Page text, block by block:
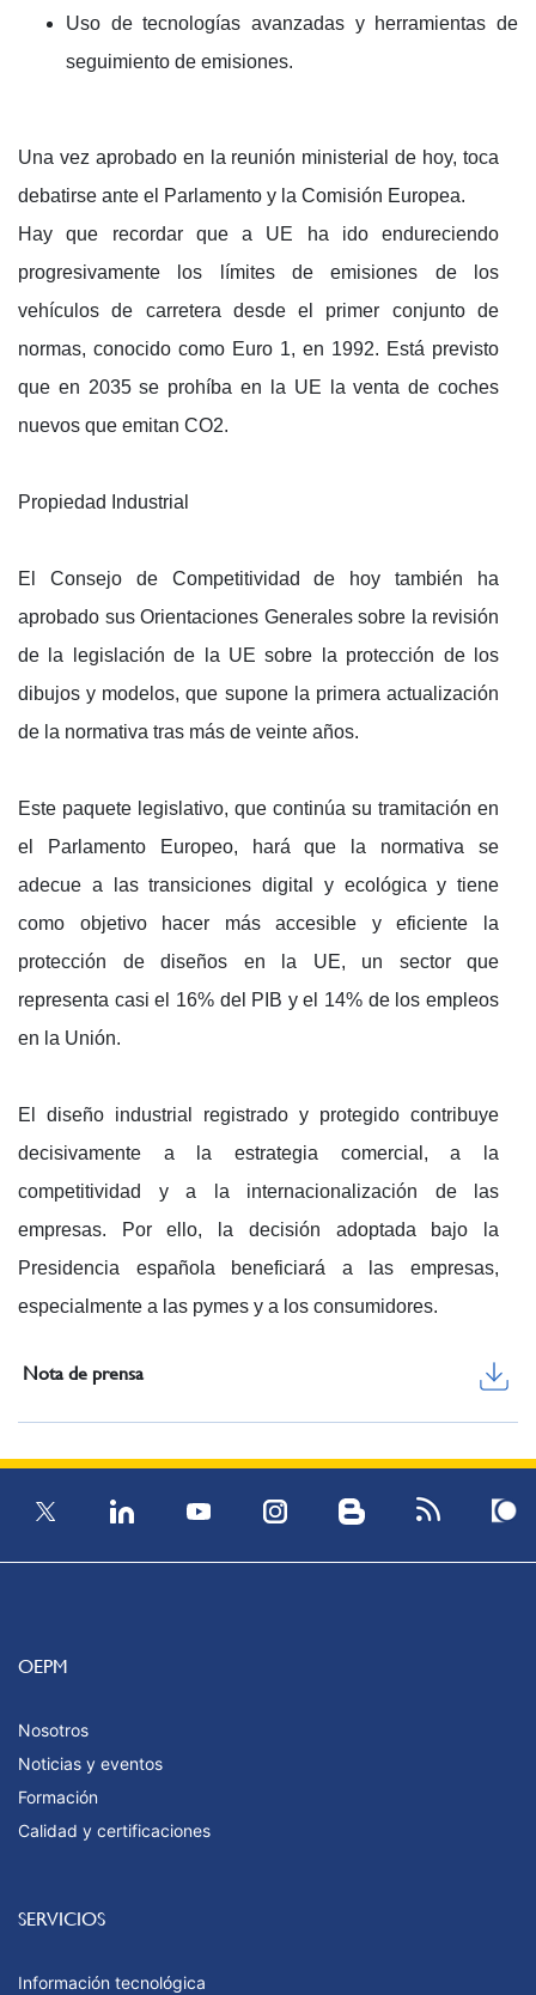
Uso de tecnologías avanzadas y herramientas de
seguimiento de emisiones.
Una vez aprobado en la reunión ministerial de hoy, toca
debatirse ante el Parlamento y la Comisión Europea.
Hay que recordar que a UE ha ido endureciendo
progresivamente los límites de emisiones de los
vehículos de carretera desde el primer conjunto de
normas, conocido como Euro 1, en 1992. Está previsto
que en 2035 se prohíba en la UE la venta de coches
nuevos que emitan CO2.
Propiedad Industrial
El Consejo de Competitividad de hoy también ha
aprobado sus Orientaciones Generales sobre la revisión
de la legislación de la UE sobre la protección de los
dibujos y modelos, que supone la primera actualización
de la normativa tras más de veinte años.
Este paquete legislativo, que continúa su tramitación en
el Parlamento Europeo, hará que la normativa se
adecue a las transiciones digital y ecológica y tiene
como objetivo hacer más accesible y eficiente la
protección de diseños en la UE, un sector que
representa casi el 16% del PIB y el 14% de los empleos
en la Unión.
El diseño industrial registrado y protegido contribuye
decisivamente a la estrategia comercial, a la
competitividad y a la internacionalización de las
empresas. Por ello, la decisión adoptada bajo la
Presidencia española beneficiará a las empresas,
especialmente a las pymes y a los consumidores.
Nota de prensa
OEPM
Nosotros
Noticias y eventos
Formación
Calidad y certificaciones
SERVICIOS
Información tecnológica